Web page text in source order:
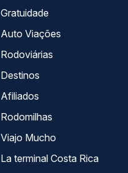
Gratuidade
Auto Viações
Rodoviárias
Destinos
Afiliados
Rodomilhas
Viajo Mucho
La terminal Costa Rica